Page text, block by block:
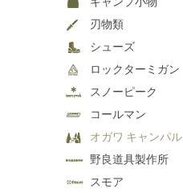
刃物類
シューズ
ロックターミガン
スノーピーク
コールマン
オガワ キャンパル
野良道具製作所
スモア